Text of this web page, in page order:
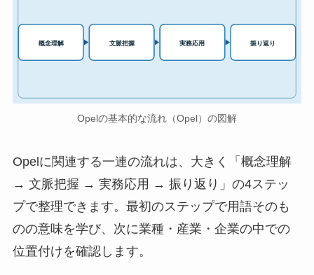
概念理解 文脈把握 実務応用 振り返り
Opelの基本的な流れ（Opel）の図解
Opelに関連する一連の流れは、大きく「概念理解
→ 文脈把握 → 実務応用 → 振り返り」の4ステッ
プで整理できます。最初のステップで用語そのも
のの意味を学び、次に業種・産業・企業の中での
位置付けを確認します。